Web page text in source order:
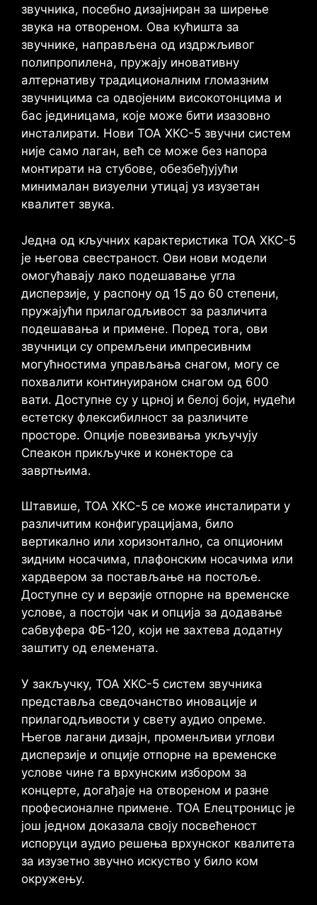
звучника, посебно дизајниран за ширење
звука на отвореном. Ова кућишта за
звучнике, направљена од издржљивог
полипропилена, пружају иновативну
алтернативу традиционалним гломазним
звучницима са одвојеним високотонцима и
бас јединицама, које може бити изазовно
инсталирати. Нови ТОА ХКС-5 звучни систем
није само лаган, већ се може без напора
монтирати на стубове, обезбеђујући
минималан визуелни утицај уз изузетан
квалитет звука.
Једна од кључних карактеристика ТОА ХКС-5
је његова свестраност. Ови нови модели
омогућавају лако подешавање угла
дисперзије, у распону од 15 до 60 степени,
пружајући прилагодљивост за различита
подешавања и примене. Поред тога, ови
звучници су опремљени импресивним
могућностима управљања снагом, могу се
похвалити континуираном снагом од 600
вати. Доступне су у црној и белој боји, нудећи
естетску флексибилност за различите
просторе. Опције повезивања укључују
Спеакон прикључке и конекторе са
завртњима.
Штавише, ТОА ХКС-5 се може инсталирати у
различитим конфигурацијама, било
вертикално или хоризонтално, са опционим
зидним носачима, плафонским носачима или
хардвером за постављање на постоље.
Доступне су и верзије отпорне на временске
услове, а постоји чак и опција за додавање
сабвуфера ФБ-120, који не захтева додатну
заштиту од елемената.
У закључку, ТОА ХКС-5 систем звучника
представља сведочанство иновације и
прилагодљивости у свету аудио опреме.
Његов лагани дизајн, променљиви углови
дисперзије и опције отпорне на временске
услове чине га врхунским избором за
концерте, догађаје на отвореном и разне
професионалне примене. ТОА Елецтроницс је
још једном доказала своју посвећеност
испоруци аудио решења врхунског квалитета
за изузетно звучно искуство у било ком
окружењу.